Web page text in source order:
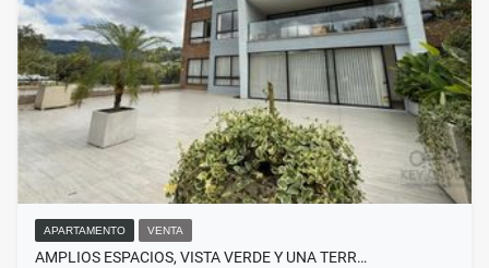
APARTAMENTO VENTA
AMPLIOS ESPACIOS, VISTA VERDE Y UNA TERR…